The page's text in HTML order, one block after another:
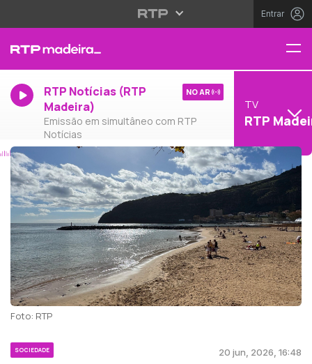
Entrar
RTP Notícias (RTP
Madeira)
Emissão em simultâneo com RTP
Notícias
NO AR
TV
RTP
Foto: RTP
SOCIEDADE 20 jun, 2026, 16:48